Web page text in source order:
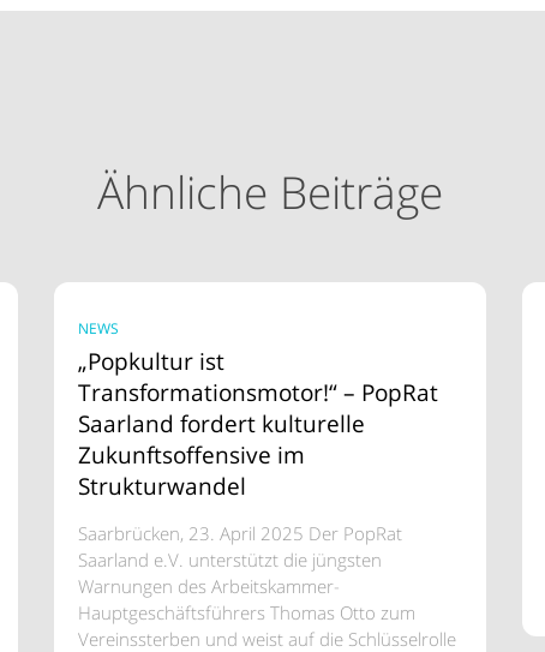
Ähnliche Beiträge
NEWS
„Popkultur ist
Transformationsmotor!“ – PopRat
Saarland fordert kulturelle
Zukunftsoffensive im
Strukturwandel
Saarbrücken, 23. April 2025 Der PopRat
Saarland e.V. unterstützt die jüngsten
Warnungen des Arbeitskammer-
Hauptgeschäftsführers Thomas Otto zum
Vereinssterben und weist auf die Schlüsselrolle